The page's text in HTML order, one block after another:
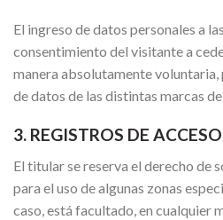
El ingreso de datos personales a
consentimiento del visitante a
manera absolutamente voluntaria,
de datos de las distintas marcas
3. REGISTROS DE
El titular se reserva el derecho de
para el uso de algunas zonas
caso, está facultado, en cualquier